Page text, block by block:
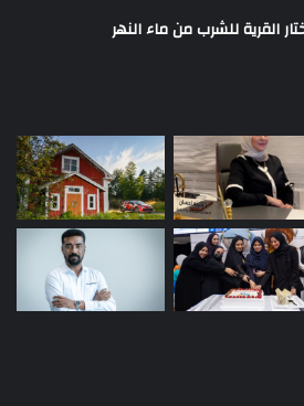
القرية للشرب من ماء النهر